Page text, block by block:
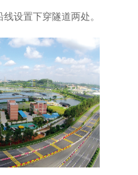
设置下穿隧道两处。